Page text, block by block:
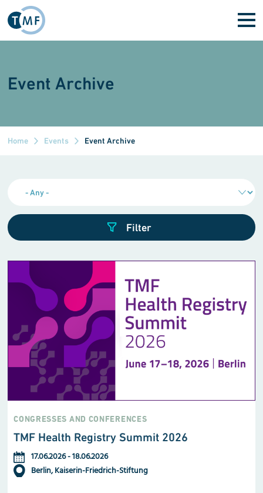
Skip to main content
Event Archive
Home Events Event Archive
CONGRESSES AND CONFERENCES
TMF Health Registry Summit 2026
17.06.2026-18.06.2026
Berlin, Kaiserin-Friedrich-Stiftung